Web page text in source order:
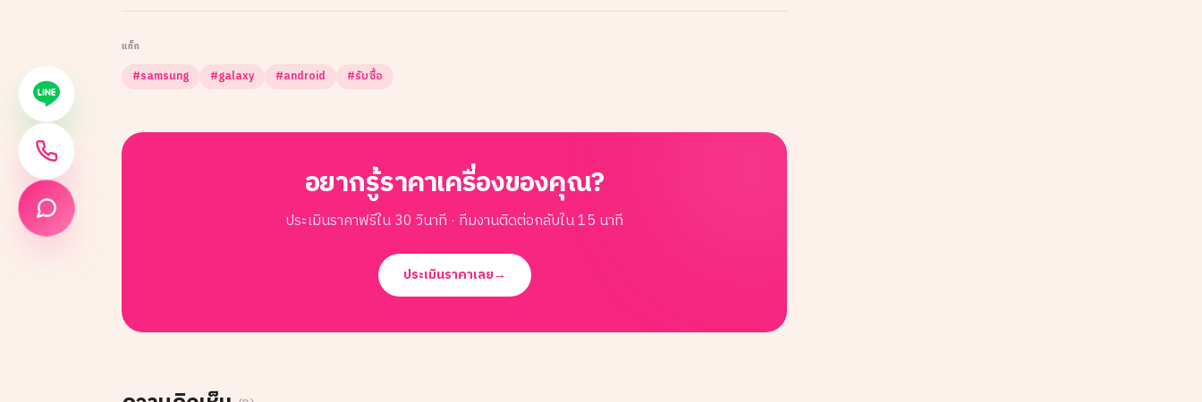
แท็ก
#samsung #galaxy #android #รับซื้อ
อยากรู้ราคาเครื่องของคุณ?
ประเมินราคาฟรีใน 30 วินาที · ทีมงานติดต่อกลับใน 15 นาที
ประเมินราคาเลย→